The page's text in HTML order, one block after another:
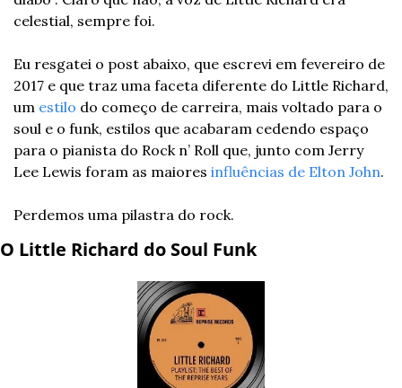
celestial, sempre foi.
Eu resgatei o post abaixo, que escrevi em fevereiro de
2017 e que traz uma faceta diferente do Little Richard,
um estilo do começo de carreira, mais voltado para o
soul e o funk, estilos que acabaram cedendo espaço
para o pianista do Rock n’ Roll que, junto com Jerry
Lee Lewis foram as maiores influências de Elton John.
Perdemos uma pilastra do rock.
O Little Richard do Soul Funk